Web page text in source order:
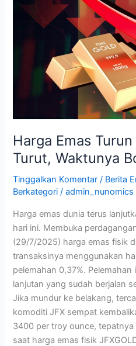
Harga Emas
Turut, Waktunya
Tinggalkan Komentar / Berita
Berkategori /admin_nunomics
Harga emas dunia terus
hari ini. Membuka
(29/7/2025) harga emas fisik
transaksinya menggunakan
pelemahan 0,37%.
lanjutan yang sudah berjalan
Jika mundur ke belakang,
komoditi JFX sempat
3400 per troy ounce,
saat harga emas fisik
Emas
Turun
Berturut-
Waktunya